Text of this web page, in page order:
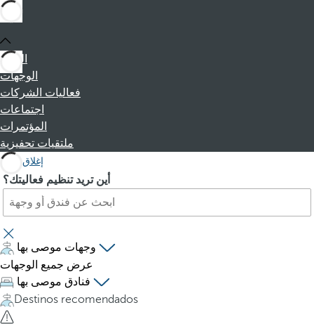
البداية
الوجهات
فعاليات الشركات
اجتماعات
المؤتمرات
ملتقيات تحفيزية
إغلاق
أين تريد تنظيم فعاليتك؟
ا
ح
ث
ع
ن
ف
ن
د
P
e
s
s
i
n
g
t
وجهات موصى بها
عرض جميع الوجهات
فنادق موصى بها
Destinos recomendados